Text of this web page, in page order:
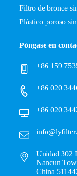
Filtro de bronce
Plástico poroso
Póngase en
+86 159
+86 020
+86 020
Unidad 302
Nancun
China